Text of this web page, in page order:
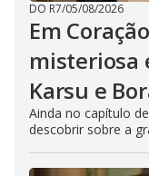
DO R7/05/08/2026
Em
misteriosa
Karsu e
Ainda no capítulo
descobrir sobre a